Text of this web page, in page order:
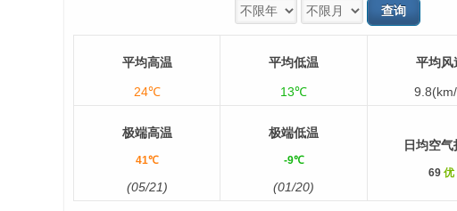
平均高温
24℃
平均低温
13℃
平均风
极端高温
41℃
(05/21)
极端低温
-9℃
(01/20)
日均空气
69 优